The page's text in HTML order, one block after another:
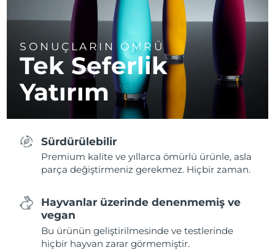
SONUÇLARIN ÖMRÜ
Tek Seferlik
Yatırım
Sürdürülebilir
Premium kalite ve yıllarca ömürlü ürünle, asla
parça değiştirmeniz gerekmez. Hiçbir zaman.
Hayvanlar üzerinde denenmemiş ve
vegan
Bu ürünün geliştirilmesinde ve testlerinde
hiçbir hayvan zarar görmemiştir.